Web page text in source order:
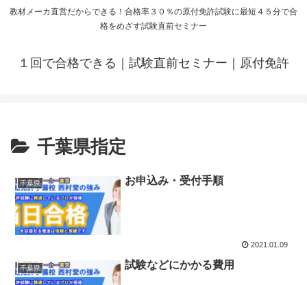
教材メーカ直営だからできる！合格率３０％の原付免許試験に最短４５分で合
格をめざす試験直前セミナー
１回で合格できる｜試験直前セミナー｜原付免許
千葉県指定
千葉県 お申込み・受付手順
2021.01.09
千葉県 試験などにかかる費用